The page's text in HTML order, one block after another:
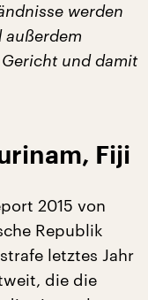
werden
außerdem
und damit
Fiji
2015 von
Republik
letztes Jahr
die die